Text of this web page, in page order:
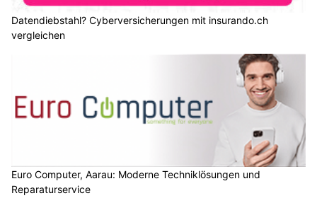
Datendiebstahl? Cyberversicherungen mit insurando.ch
vergleichen
Euro Computer, Aarau: Moderne Techniklösungen und
Reparaturservice